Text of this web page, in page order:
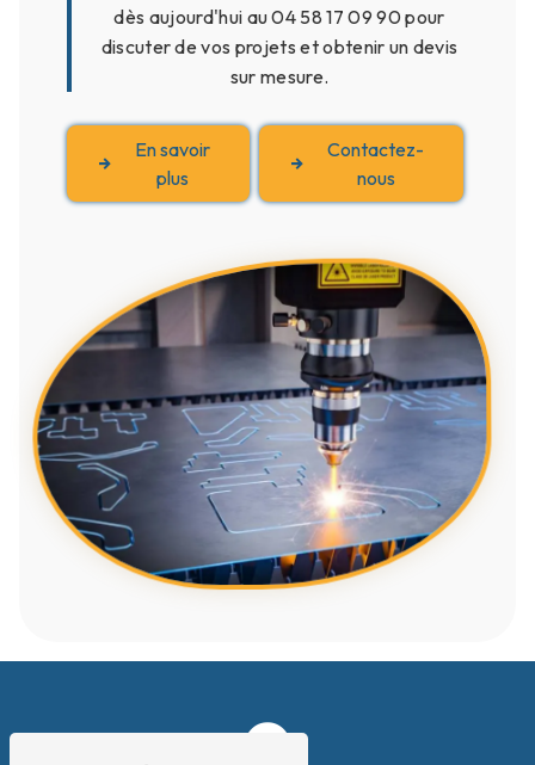
dès aujourd'hui au 04 58 17 09 90 pour
discuter de vos projets et obtenir un devis
sur mesure.
En savoir
plus
Contactez-
nous